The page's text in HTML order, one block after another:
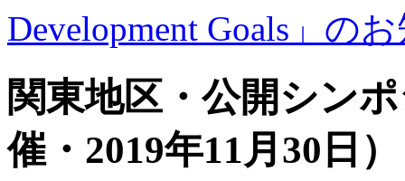
Development Goals」の
関東地区・公開シン
催・2019年11月30日）